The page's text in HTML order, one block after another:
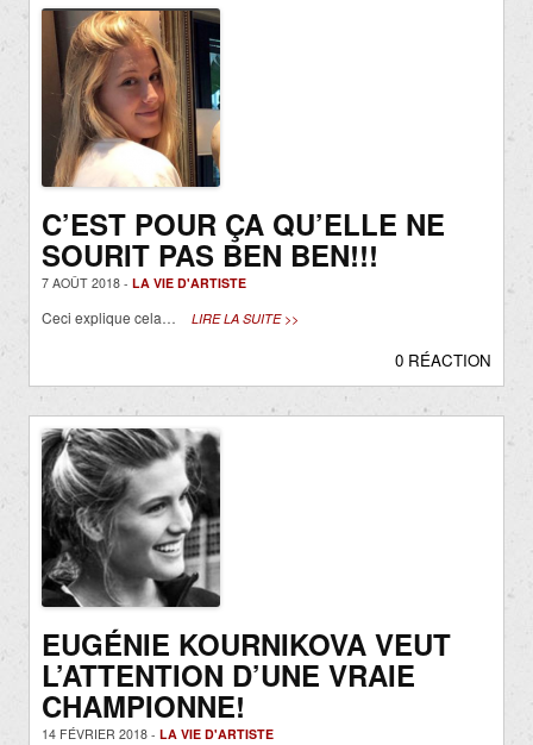
C’EST POUR ÇA QU’ELLE NE
SOURIT PAS BEN BEN!!!
7 AOÛT 2018 - LA VIE D'ARTISTE
Ceci explique cela… LIRE LA SUITE >>
0 RÉACTION
EUGÉNIE KOURNIKOVA VEUT
L’ATTENTION D’UNE VRAIE
CHAMPIONNE!
14 FÉVRIER 2018 - LA VIE D'ARTISTE